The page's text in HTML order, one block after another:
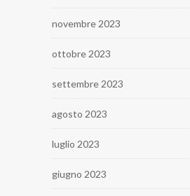
novembre 2023
ottobre 2023
settembre 2023
agosto 2023
luglio 2023
giugno 2023